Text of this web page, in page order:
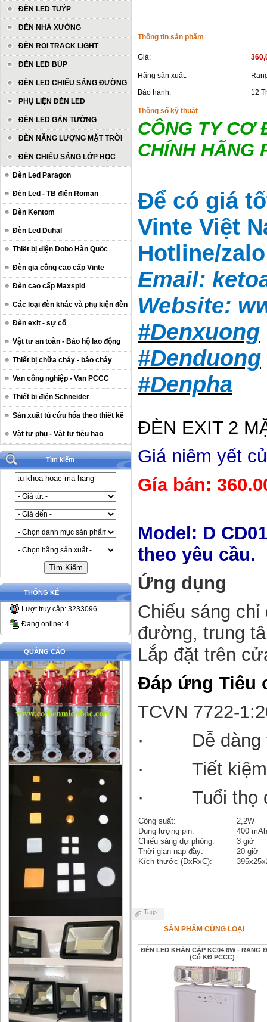
ĐÈN LED TUÝP
ĐÈN NHÀ XƯỞNG
ĐÈN RỌI TRACK LIGHT
ĐÈN LED BÚP
ĐÈN LED CHIẾU SÁNG ĐƯỜNG
PHỤ LIỆN ĐÈN LED
ĐÈN LED GẮN TƯỜNG
ĐÈN NĂNG LƯỢNG MẶT TRỜI
ĐÈN CHIẾU SÁNG LỚP HỌC
Đèn Led Paragon
Đèn Led - TB điện Roman
Đèn Kentom
Đèn Led Duhal
Thiết bị điện Dobo Hàn Quốc
Đèn gia công cao cấp Vinte
Đèn cao cấp Maxspid
Các loại đèn khác và phụ kiện đèn
Đèn exit - sự cố
Vật tư an toàn - Bảo hộ lao động
Thiết bị chữa cháy - báo cháy
Van công nghiệp - Van PCCC
Thiết bị điện Schneider
Sản xuất tủ cứu hóa theo thiết kế
Vật tư phụ - Vật tư tiêu hao
Tìm kiếm
THỐNG KÊ
Lượt truy cập: 3233096
Đang online: 4
QUẢNG CÁO
Thông tin sản phẩm
Giá:
Hãng sản xuất:
Bảo hành:
12
Thông số kỹ thuật
CÔNG TY CƠ
CHÍNH HÃNG
Để có giá
Vinte Việt
Hotline/
Email:
Website:
#Denxuong
#Denduong
#Denpha
ĐÈN EXIT 2
Giá niêm yết
Gía bán:
Model: D
theo yêu cầu.
Ứng dụng
Chiếu sáng
đường, trung
Lắp đặt trên
Đáp ứng Tiêu
TCVN 7722-
· Dễ
· Tiết
· Tuổi thọ
Công suất:
2,2W
Dung lượng pin:
400 mAh
Chiếu sáng dự phòng:
3 giờ
Thời gian nạp đầy:
20 giờ
Kích thước (DxRxC):
Tags
SẢN PHẨM CÙNG LOẠI
ĐÈN LED KHẨN CẤP KC04 6W - RẠNG
(Có KĐ PCCC)